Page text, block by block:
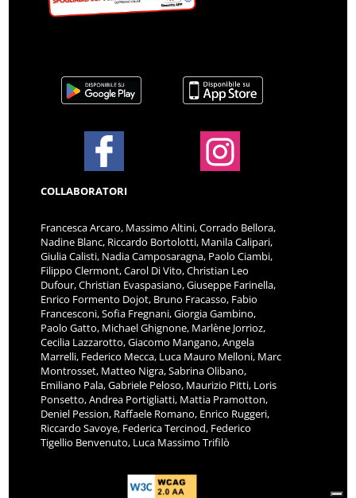
COLLABORATORI
Francesca Arcaro, Massimo Altini, Corrado Bellora,
Nadine Blanc, Riccardo Bortolotti, Manila Calipari,
Giulia Calisti, Nadia Camposaragna, Paolo Ciambi,
Filippo Clermont, Carol Di Vito, Christian Leo
Dufour, Christian Evaspasiano, Giuseppe Farinella,
Enrico Formento Dojot, Bruno Fracasso, Fabio
Francesconi, Sofia Fregnani, Giorgia Gambino,
Paolo Gatto, Michael Ghignone, Marlène Jorrioz,
Cecilia Lazzarotto, Giacomo Mangano, Angela
Marrelli, Federico Mecca, Luca Mauro Melloni, Marc
Montrosset, Matteo Nigra, Sabrina Olibano,
Emiliano Pala, Gabriele Peloso, Maurizio Pitti, Loris
Ponsetto, Andrea Portigliatti, Mattia Pramotton,
Deniel Pession, Raffaele Romano, Enrico Ruggeri,
Riccardo Savoye, Federica Tercinod, Federico
Tigellio Benvenuto, Luca Massimo Trifilò